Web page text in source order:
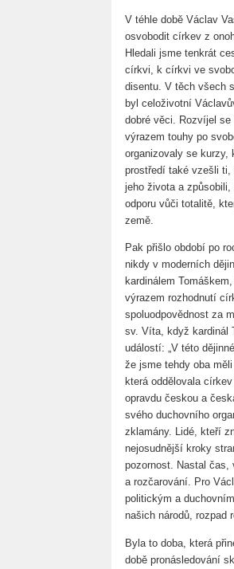
V téhle době Václav
osvobodit církev z
Hledali jsme tenkrát
církvi, k církvi ve
disentu. V těch všech
byl celoživotní
dobré věci. Rozvíjel
výrazem touhy po
organizovaly se kurzy,
prostředí také vzešli ti,
jeho života a
odporu vůči totalitě,
země.
Pak přišlo období po
nikdy v moderních
kardinálem
výrazem rozhodnutí
spoluodpovědnost za
sv. Víta, když kardinál
událostí: „V této
že jsme tehdy oba
která oddělovala
opravdu českou a
svého duchovního
zklamány. Lidé, kteří
nejosudnější kroky
pozornost. Nastal čas,
a rozčarování. Pro
politickým a
našich národů, rozpad
Byla to doba, která
době pronásledování